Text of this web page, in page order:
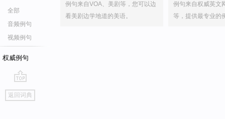
全部
音频例句
视频例句
权威例句
go
top
返回词典
例句来自VOA、美剧等，您可以边
看美剧边学地道的美语。
例句来自权威英文
等，提供最专业的